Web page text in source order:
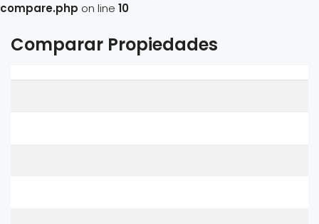
compare.php on line 10
Comparar Propiedades